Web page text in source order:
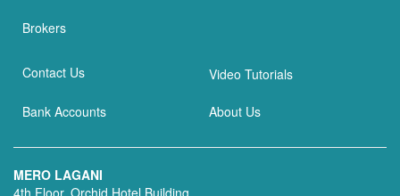
Brokers
Contact Us Video Tutorials
Bank Accounts About Us
MERO LAGANI
4th Floor, Orchid Hotel Building